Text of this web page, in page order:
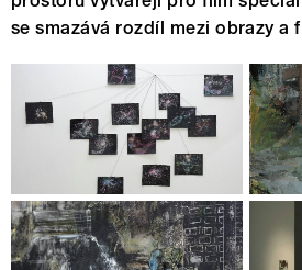
se smazává rozdíl mezi obrazy a